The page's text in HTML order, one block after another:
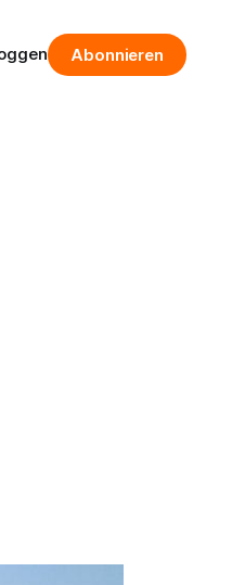
Abonnieren